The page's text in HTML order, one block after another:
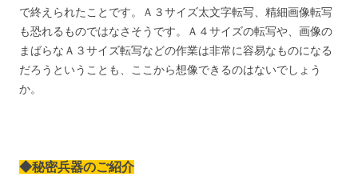
で終えられたことです。Ａ３サイズ太文字転写、精細画像転写
も恐れるものではなさそうです。Ａ４サイズの転写や、画像の
まばらなＡ３サイズ転写などの作業は非常に容易なものになる
だろうということも、ここから想像できるのはないでしょう
か。
◆秘密兵器のご紹介